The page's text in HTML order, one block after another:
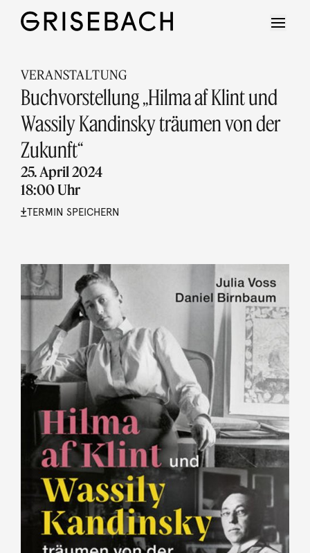
VERANSTALTUNG
Buchvorstellung „Hilma af Klint und
Wassily Kandinsky träumen von der
Zukunft“
25. April 2024
18:00 Uhr
TERMIN SPEICHERN